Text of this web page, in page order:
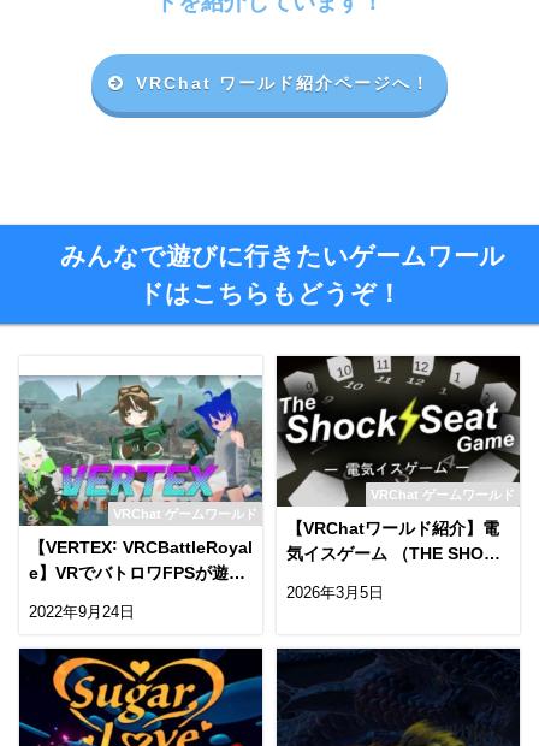
VRChat ワールド紹介ページへ！
みんなで遊びに行きたいゲームワール
ドはこちらもどうぞ！
VRChat ゲームワールド
【VERTEX˸ VRCBattleRoyal
e】VRでバトロワFPSが遊べ
2022年9月24日
VRChat ゲームワールド
【VRChatワールド紹介】電
気イスゲーム （THE SHOCK
N ⁄ KR 】
2026年3月5日